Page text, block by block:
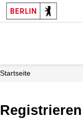
Startseite
Registrieren